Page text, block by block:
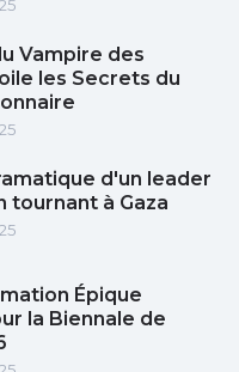
Vampire des
les Secrets du
d'un leader
tournant à Gaza
Épique
la Biennale de